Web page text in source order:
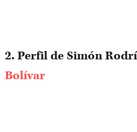
2. Perfil de Simón
Bolívar